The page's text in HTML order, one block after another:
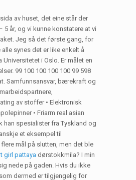
av huset, det eine står der
år, og vi kunne konstatere at vi
Jeg så det første gang, for
synes det er like enkelt å
i Oslo. Er målet en
99 100 100 100 100 99 598
Samfunnsansvar, bærekraft og
av stoffer • Elektronisk
• Friarm real asian
han spesialister fra Tyskland og
et eksempel til
mål på slutten, men det ble
girl pattaya dørstokkmila? I min
nede på gaden. Hvis du ikke
dermed er tilgjengelig for